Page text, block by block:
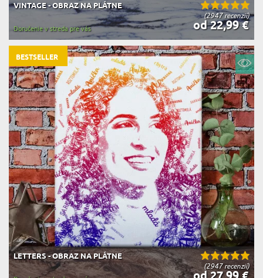
(2947 recenzií)
VINTAGE - OBRAZ NA PLÁTNE
od 22,99 €
Doručenie v streda pre vás
(2947 recenzií)
LETTERS - OBRAZ NA PLÁTNE
BESTSELLER